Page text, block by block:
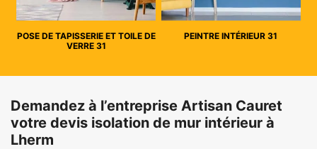
POSE DE TAPISSERIE ET TOILE DE
VERRE 31
PEINTRE INTÉRIEUR 31
Demandez à l’entreprise Artisan Cauret
votre devis isolation de mur intérieur à
Lherm